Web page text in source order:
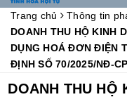
DỊCH VỤ KẾ TOÁN - THUẾ
Trang chủ
Thông tin
DOANH THU HỘ KINH
DỤNG HOÁ ĐƠN ĐIỆN
ĐỊNH SỐ 70/2025/NĐ-CP
DOANH THU HỘ